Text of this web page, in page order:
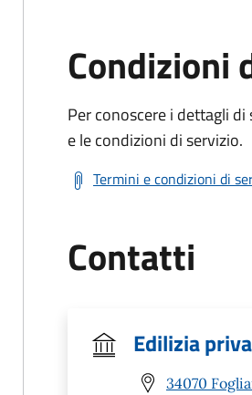
Condizioni
Per conoscere i dettagli
e le condizioni di servizio.
Termini e condizioni di
Contatti
Edilizia
34070